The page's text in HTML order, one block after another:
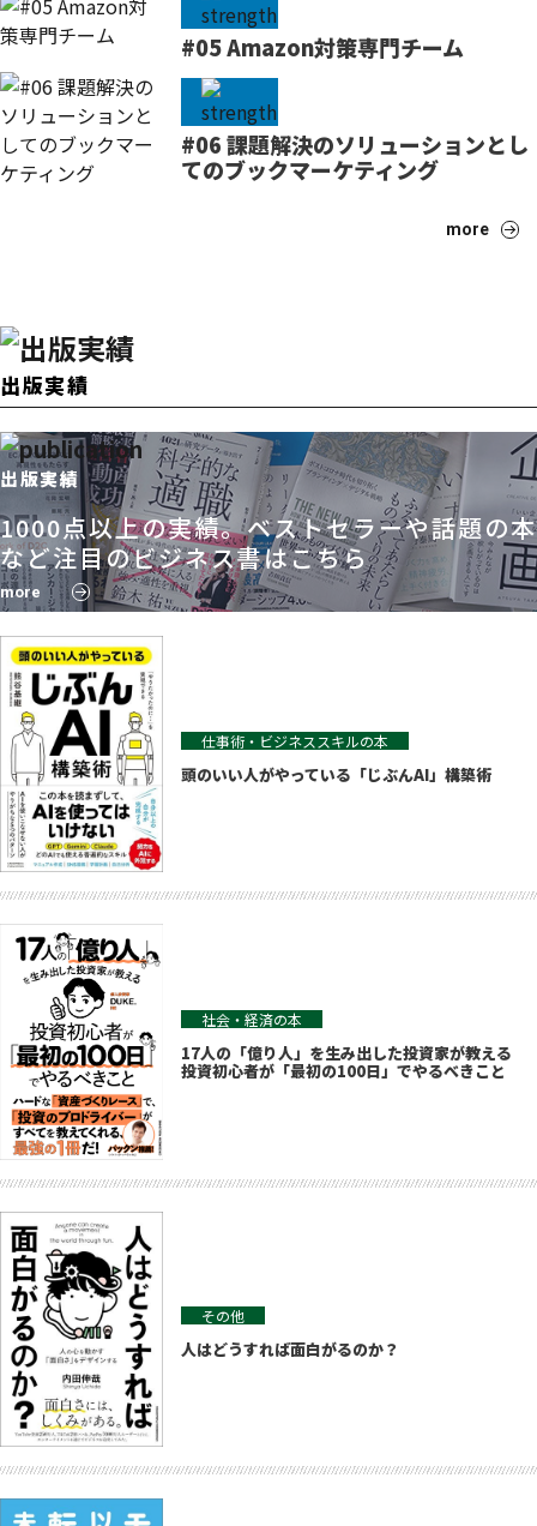
#05 Amazon対策専門チーム
#06 課題解決のソリューションとし
てのブックマーケティング
more
出版実績
出版実績
1000点以上の実績。ベストセラーや話題の本
など注目のビジネス書はこちら
more
仕事術・ビジネススキルの本
頭のいい人がやっている「じぶんAI」構築術
社会・経済の本
17人の「億り人」を生み出した投資家が教える
投資初心者が「最初の100日」でやるべきこと
その他
人はどうすれば面白がるのか？